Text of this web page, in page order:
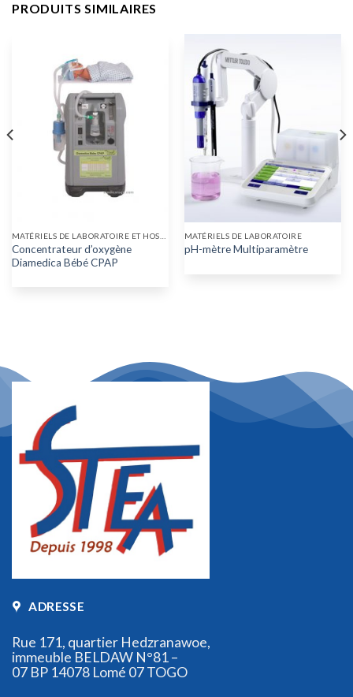
PRODUITS SIMILAIRES
Concentrateur d’oxygène
Diamedica Bébé CPAP
MATÉRIELS DE LABORATOIRE
pH-mètre Multiparamètre
ADRESSE
Rue 171, quartier Hedzranawoe,
immeuble BELDAW N°81 –
07 BP 14078 Lomé 07 TOGO